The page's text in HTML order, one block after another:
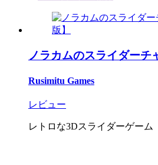
ノラカムのスライダーチ
Rusimitu Games
レビュー
レトロな3Dスライダーゲーム